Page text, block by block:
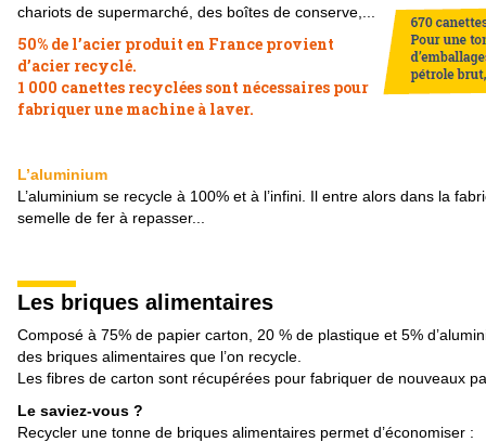
chariots de supermarché, des boîtes de conserve,...
50% de l’acier produit en France provient
d’acier recyclé.
1 000 canettes recyclées sont nécessaires pour
fabriquer une machine à laver.
L’aluminium
L’aluminium se recycle à 100% et à l’infini. Il entre alors dans la
semelle de fer à repasser...
Les briques alimentaires
Composé à 75% de papier carton, 20 % de plastique et 5%
des briques alimentaires que l’on recycle.
Les fibres de carton sont récupérées pour fabriquer de nouveaux
Le saviez-vous ?
Recycler une tonne de briques alimentaires permet d’économiser :